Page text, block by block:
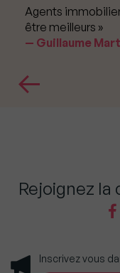
Agents
être meilleurs »
Guillaume
Rejoignez
Inscrivez vous